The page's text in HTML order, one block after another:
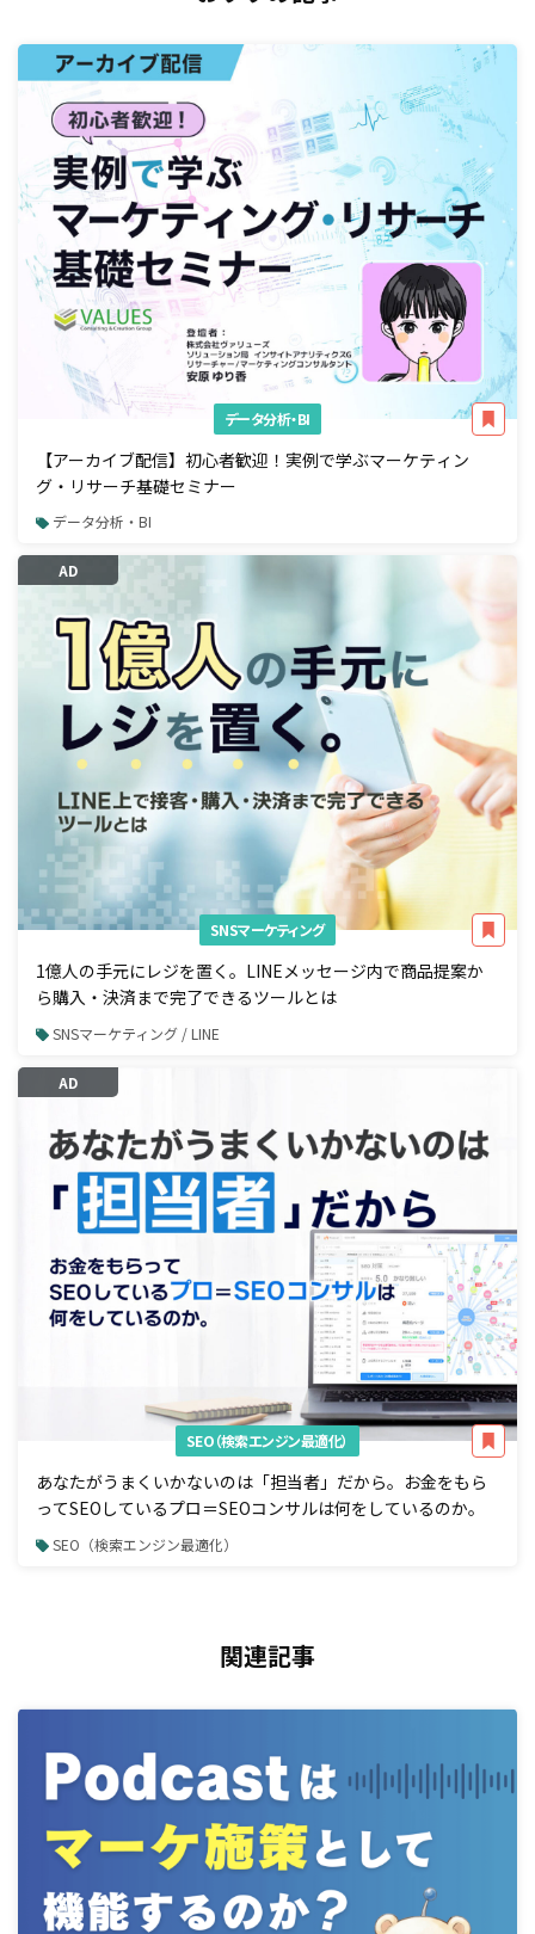
データ分析・BI
【アーカイブ配信】初心者歓迎！実例で学ぶマーケティン
グ・リサーチ基礎セミナー
データ分析・BI
AD
SNSマーケティング
1億人の手元にレジを置く。LINEメッセージ内で商品提案か
ら購入・決済まで完了できるツールとは
SNSマーケティング / LINE
AD
SEO（検索エンジン最適化）
あなたがうまくいかないのは「担当者」だから。お金をもら
ってSEOしているプロ＝SEOコンサルは何をしているのか。
SEO（検索エンジン最適化）
関連記事